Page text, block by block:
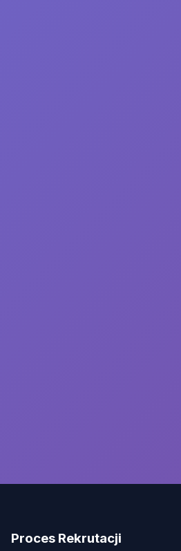
Proces Rekrutacji